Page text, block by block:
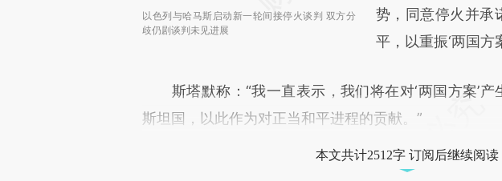
以色列与哈马斯启动新一轮间接停火谈判 双方分
歧仍剧谈判未见进展
势，同意停火并承
平，以重振‘两国方
斯塔默称：“我一直表示，我们将在对‘两国方案’产
斯坦国，以此作为对正当和平进程的贡献。”
本文共计2512字 订阅后继续阅读